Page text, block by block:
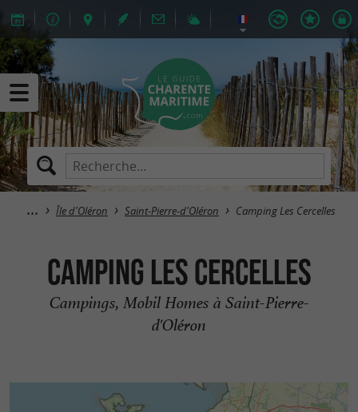
Île d'Oléron Saint-Pierre-d'Oléron Camping Les Cercelles
Camping Les Cercelles
Campings, Mobil Homes à Saint-Pierre-
d'Oléron